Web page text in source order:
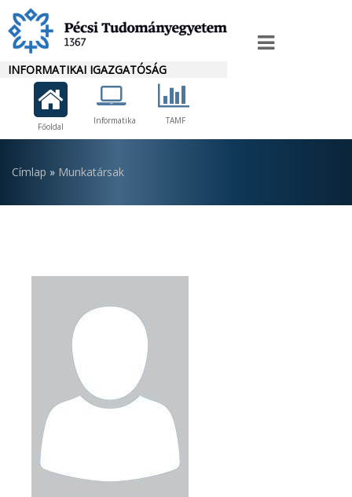
Ugrás
tartalomra
INFORMATIKAI IGAZGATÓSÁG
Főoldal
Informatika TAMF
Morzsa
Címlap Munkatársak